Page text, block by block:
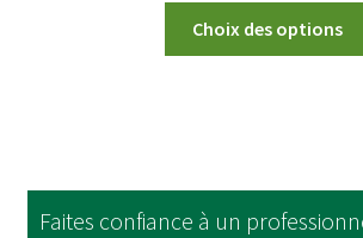
Choix des options
Faites confiance à un